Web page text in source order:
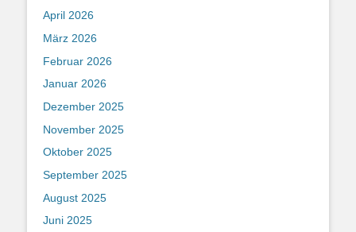
April 2026
März 2026
Februar 2026
Januar 2026
Dezember 2025
November 2025
Oktober 2025
September 2025
August 2025
Juni 2025